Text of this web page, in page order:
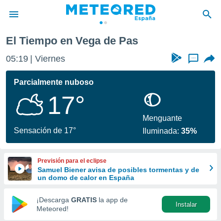
de
por
se
calidad.
a este
las
y
forma
digital
basada
El Tiempo en Vega de Pas
05:19 Viernes ...
Parcialmente nuboso
17°
Sensación de 17°
Menguante
Iluminada:35%
Previsión para el eclipse
Samuel Biener avisa de posibles tormentas y de
un domo de calor en España
¡Descarga GRATIS la app de
Meteored!
Instalar